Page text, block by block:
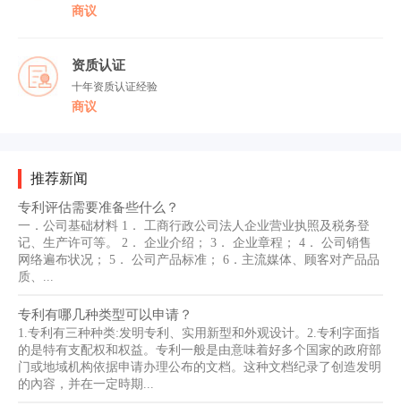
商议
资质认证
十年资质认证经验
商议
推荐新闻
专利评估需要准备些什么？
一．公司基础材料 1． 工商行政公司法人企业营业执照及税务登
记、生产许可等。 2． 企业介绍； 3． 企业章程； 4． 公司销售
网络遍布状况； 5． 公司产品标准； 6．主流媒体、顾客对产品品
质、...
专利有哪几种类型可以申请？
1.专利有三种种类:发明专利、实用新型和外观设计。2.专利字面指
的是特有支配权和权益。专利一般是由意味着好多个国家的政府部
门或地域机构依据申请办理公布的文档。这种文档纪录了创造发明
的內容，并在一定時期...